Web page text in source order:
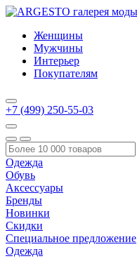
Женщины
Мужчины
Интерьер
Покупателям
+7 (499) 250-55-03
Одежда
Обувь
Аксессуары
Бренды
Новинки
Скидки
Специальное предложение
Одежда